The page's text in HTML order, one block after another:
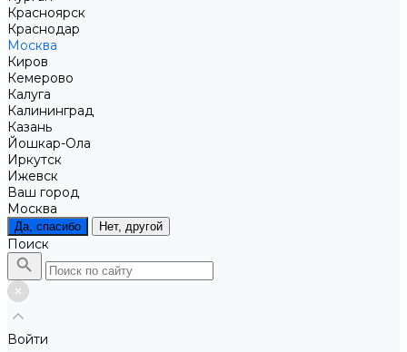
Красноярск
Краснодар
Москва
Киров
Кемерово
Калуга
Калининград
Казань
Йошкар-Ола
Иркутск
Ижевск
Ваш город
Москва
Да, спасибо Нет, другой
Поиск
Войти